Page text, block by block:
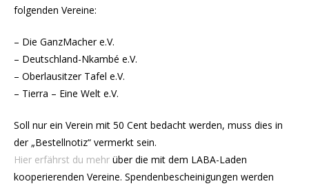
folgenden Vereine:
– Die GanzMacher e.V.
– Deutschland-Nkambé e.V.
– Oberlausitzer Tafel e.V.
– Tierra – Eine Welt e.V.
Soll nur ein Verein mit 50 Cent bedacht werden, muss dies in
der „Bestellnotiz“ vermerkt sein.
Hier erfährst du mehr über die mit dem LABA-Laden
kooperierenden Vereine. Spendenbescheinigungen werden